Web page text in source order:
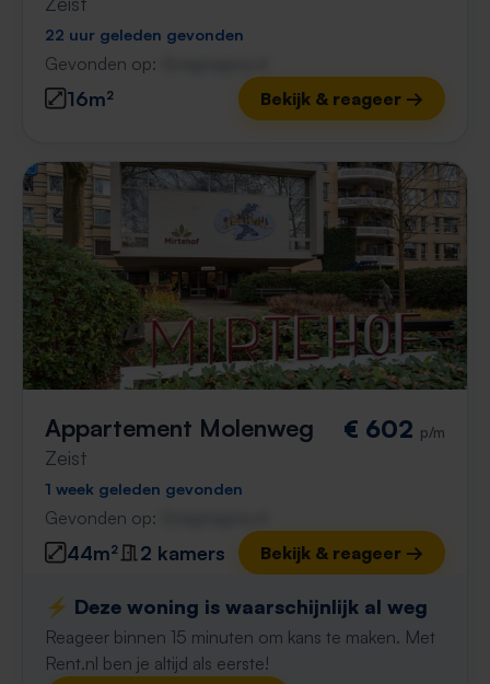
22 uur geleden gevonden
Gevonden op:
16m² Bekijk & reageer →
Appartement Molenweg
Zeist
€ 602 p/m
1 week geleden gevonden
Gevonden op:
44m² 2 kamers Bekijk & reageer →
⚡️ Deze woning is waarschijnlijk al weg
Reageer binnen 15 minuten om kans te maken. Met
Rent.nl ben je altijd als eerste!